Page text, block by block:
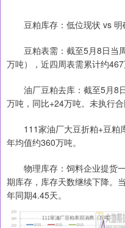
豆粕库存：低位现状 vs 明
豆粕表需：截至5月8日当
万吨），近四周表需累计约467
油厂豆粕去库：截至5月8
万吨，同比+24万吨。未执行
111家油厂大豆折粕+豆粕
年均值约360万吨。
物理库存：饲料企业提货一
期库存，库存天数继续下降。
年同期4.45天。